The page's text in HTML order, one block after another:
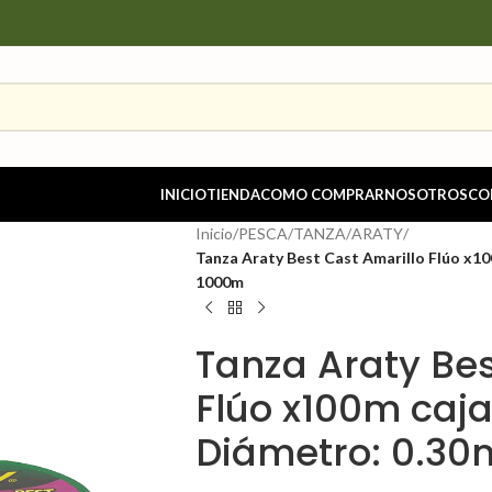
INICIOTIENDACOMO COMPRARNOSOTROS
Inicio/PESCA/TANZA/ARATY/
Tanza Araty Best Cast Amarillo Flúo
1000m
Tanza Araty
Flúo x100m
Diámetro: